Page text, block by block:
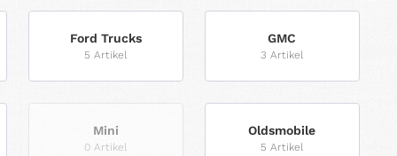
Ford Trucks
5 Artikel
GMC
3 Artikel
Mini
0 Artikel
Oldsmobile
5 Artikel